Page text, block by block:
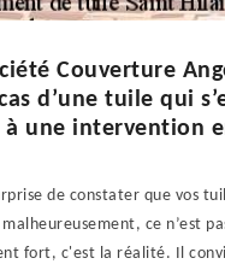
Couverture
d’une tuile qui
à une intervention
de constater que vos
malheureusement, ce n’est
fort, c'est la réalité. Il